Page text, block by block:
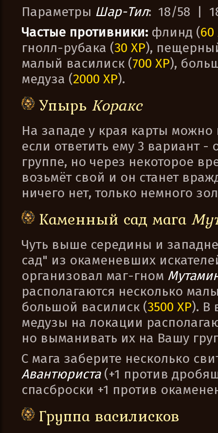
Параметры Шар-Тил: 18/58 |
Частые противники: флинд (60
гнолл-рубака (30 XP),
малый василиск (700 XP),
медуза (2000 XP).
Упырь Коракс
На западе у края карты
если ответить ему 3 вариант -
группе, но через некоторое
возьмёт свой и он станет
ничего нет, только немного
Каменный сад мага
Чуть выше середины и
сад" из окаменевших
организовал маг-гном
располагаются несколько
большой василиск (3500 XP). В
медузы на локации
но выманивать их на Вашу
С мага заберите несколько
Авантюриста(+1 против
спасброски +1 против
Группа василисков